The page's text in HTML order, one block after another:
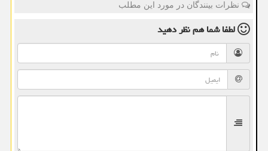
نظرات بینندگان در مورد این مطلب
لطفا شما همنظر دهید